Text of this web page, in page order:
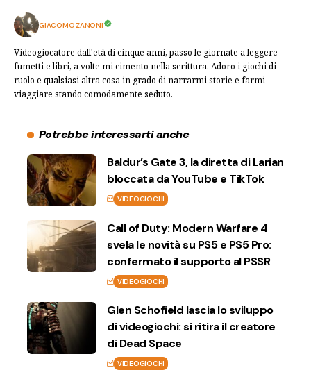
GIACOMO ZANONI
Videogiocatore dall'età di cinque anni, passo le giornate a leggere
fumetti e libri, a volte mi cimento nella scrittura. Adoro i giochi di
ruolo e qualsiasi altra cosa in grado di narrarmi storie e farmi
viaggiare stando comodamente seduto.
Potrebbe interessarti anche
Baldur’s Gate 3, la diretta di Larian
bloccata da YouTube e TikTok
VIDEOGIOCHI
Call of Duty: Modern Warfare 4
svela le novità su PS5 e PS5 Pro:
confermato il supporto al PSSR
VIDEOGIOCHI
Glen Schofield lascia lo sviluppo
di videogiochi: si ritira il creatore
di Dead Space
VIDEOGIOCHI